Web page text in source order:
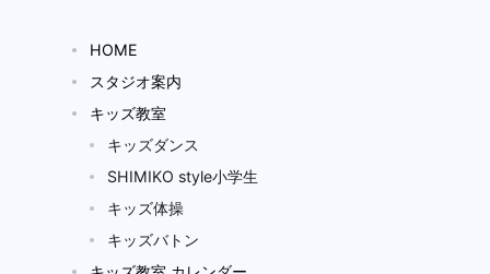
HOME
スタジオ案内
キッズ教室
キッズダンス
SHIMIKO style小学生
キッズ体操
キッズバトン